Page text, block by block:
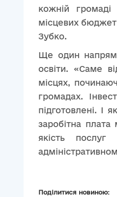
кожній
місцевих
Зубко.
Ще один
освіти. «Саме
місцях,
громадах.
підготовлені. І
заробітна
якість
Поділитися новиною: